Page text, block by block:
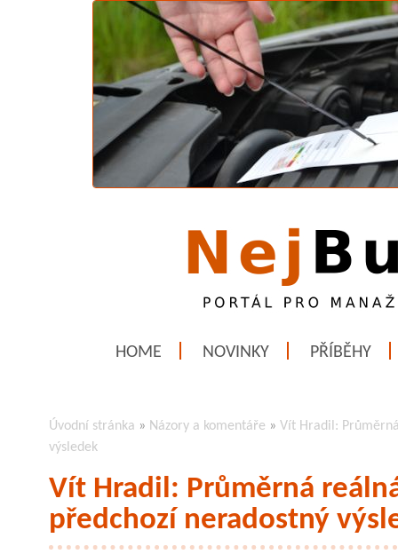
HOME NOVINKY PŘÍBĚHY
Úvodní stránka » Názory a komentáře » Vít Hradil:
výsledek
Vít Hradil: Průměrná
předchozí neradostný